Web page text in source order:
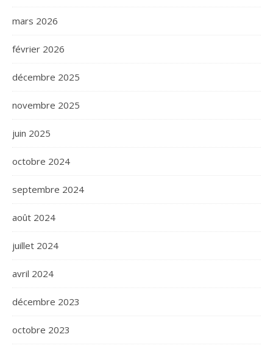
mars 2026
février 2026
décembre 2025
novembre 2025
juin 2025
octobre 2024
septembre 2024
août 2024
juillet 2024
avril 2024
décembre 2023
octobre 2023